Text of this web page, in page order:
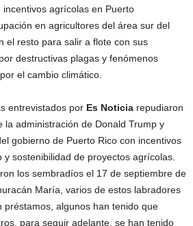
agrícolas en Puerto
en agricultores del área sur del
el resto para salir a flote con sus
destructivas plagas y fenómenos
el cambio climático.
entrevistados por Es Noticia repudiaron
la administración de Donald Trump y
gobierno de Puerto Rico con incentivos
sostenibilidad de proyectos agrícolas.
los sembradíos el 17 de septiembre de
María, varios de estos labradores
préstamos, algunos han tenido que
para seguir adelante, se han tenido